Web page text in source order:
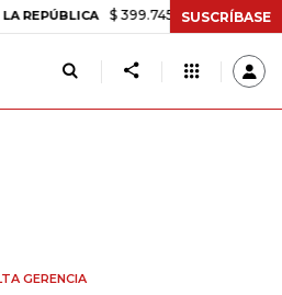
$ 399.745,16 +$ 2.295,71
SUSCRÍBASE
GERENCIA